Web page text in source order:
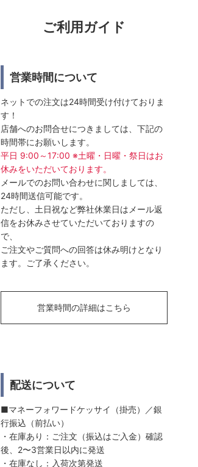
ご利用ガイド
営業時間について
ネットでの注文は24時間受け付けておりま
す！
店舗へのお問合せにつきましては、下記の
時間帯にお願いします。
平日 9:00～17:00 ※土曜・日曜・祭日はお
休みをいただいております。
メールでのお問い合わせに関しましては、
24時間送信可能です。
ただし、土日祝など弊社休業日はメール返
信をお休みさせていただいておりますの
で、
ご注文やご質問への回答は休み明けとなり
ます。ご了承ください。
営業時間の詳細はこちら
配送について
■マネーフォワードケッサイ（掛売）／銀
行振込（前払い）
・在庫あり：ご注文（振込はご入金）確認
後、2〜3営業日以内に発送
・在庫なし：入荷次第発送